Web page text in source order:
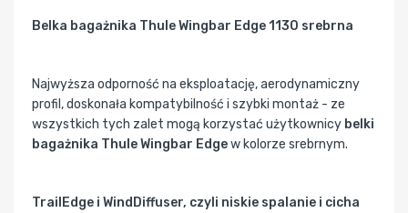
Belka bagażnika Thule Wingbar Edge 1130 srebrna
Najwyższa odporność na eksploatację, aerodynamiczny
profil, doskonała kompatybilność i szybki montaż - ze
wszystkich tych zalet mogą korzystać użytkownicy belki
bagażnika Thule Wingbar Edgew kolorze srebrnym.
TrailEdge i WindDiffuser, czyli niskie spalanie i cicha